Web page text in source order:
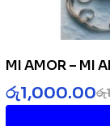
MI AMOR – MI
රු
රු1,000.00